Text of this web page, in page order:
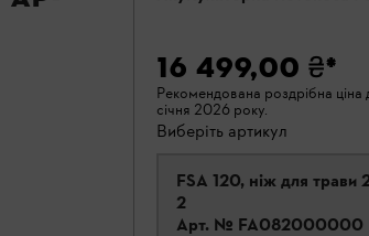
16 499,00 ₴*
Рекомендована роздрібна ціна
січня 2026 року.
Виберіть артикул
FSA 120, ніж для трави
2
Арт. № FA082000000